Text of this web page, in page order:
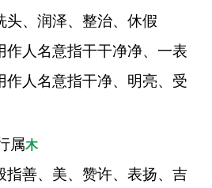
头、润泽、整治、休假
作人名意指干干净净、一表
作人名意指干净、明亮、受
属木
指善、美、赞许、表扬、吉